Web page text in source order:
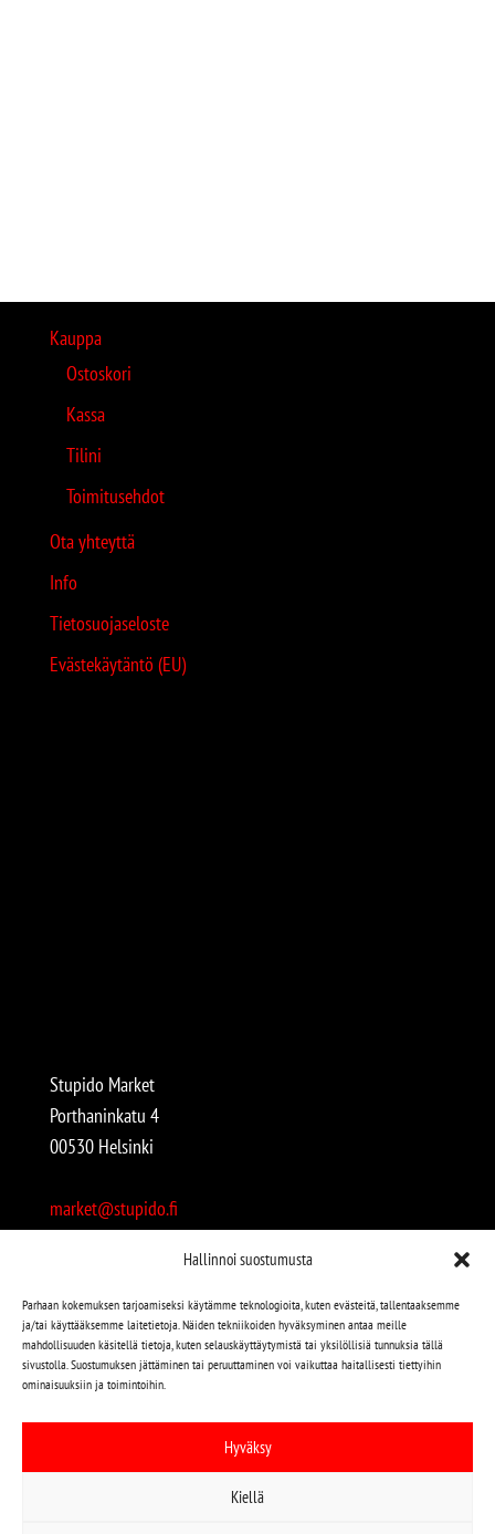
Hallinnoi suostumusta
Parhaan kokemuksen tarjoamiseksi käytämme teknologioita, kuten evästeitä, tallentaaksemme
ja/tai käyttääksemme laitetietoja. Näiden tekniikoiden hyväksyminen antaa meille
mahdollisuuden käsitellä tietoja, kuten selauskäyttäytymistä tai yksilöllisiä tunnuksia tällä
sivustolla. Suostumuksen jättäminen tai peruuttaminen voi vaikuttaa haitallisesti tiettyihin
ominaisuuksiin ja toimintoihin.
Hyväksy
Kiellä
Kauppa
Ostoskori
Kassa
Tilini
Toimitusehdot
Ota yhteyttä
Info
Tietosuojaseloste
Evästekäytäntö (EU)
Stupido Market
Porthaninkatu 4
00530 Helsinki
market@stupido.fi
Avoinna:
arkisin 12-18
lauantaisin 12-17
Stupido löytyy myös kivijalasta!
Stupido Marketista löydät niin uudet kuin käytetytkin
levyt, vaatteet, kirjat, korut jne jne…